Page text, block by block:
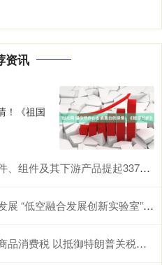
资讯
！《祖国
产品提起337调查申请，多家中企为列名被告
空融合发展创新实验室”在鄂揭牌
消费税 以抵御特朗普关税冲击